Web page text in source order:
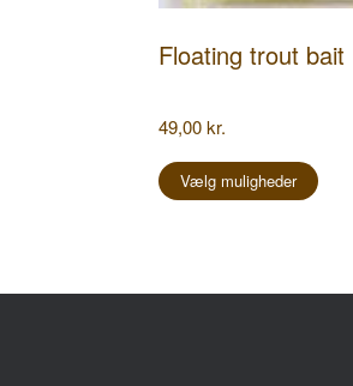
Floating trout bait
49,00kr.
Vælg muligheder
vare
kan